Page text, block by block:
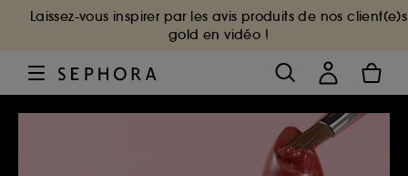
Laissez-vous inspirer par les avis produits de nos client(e)s
gold en vidéo !